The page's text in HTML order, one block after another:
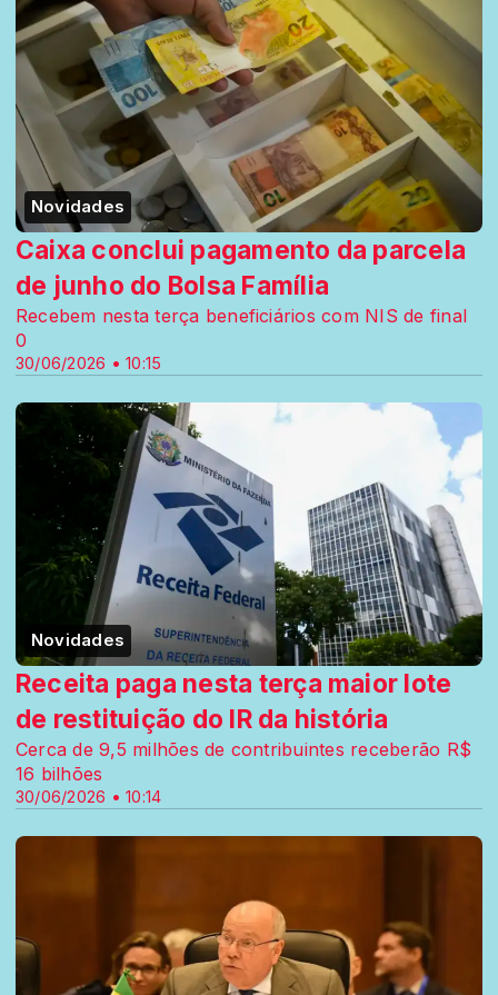
Novidades
30/06/2026 • 10:15
Caixa conclui pagamento da parcela
de junho do Bolsa Família
Recebem nesta terça beneficiários com NIS de final
0
Novidades
30/06/2026 • 10:14
Receita paga nesta terça maior lote
de restituição do IR da história
Cerca de 9,5 milhões de contribuintes receberão R$
16 bilhões